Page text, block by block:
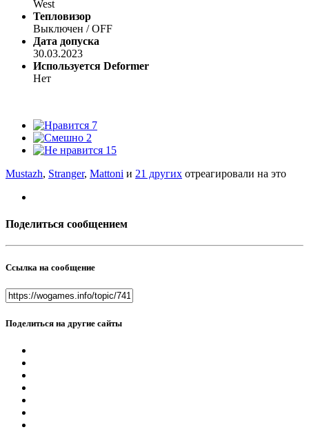
West
Тепловизор
Выключен / OFF
Дата допуска
30.03.2023
Используется Deformer
Нет
7
2
15
Mustazh, Stranger, Mattoni и 21 других отреагировали на это
Поделиться сообщением
Ссылка на сообщение
Поделиться на другие сайты